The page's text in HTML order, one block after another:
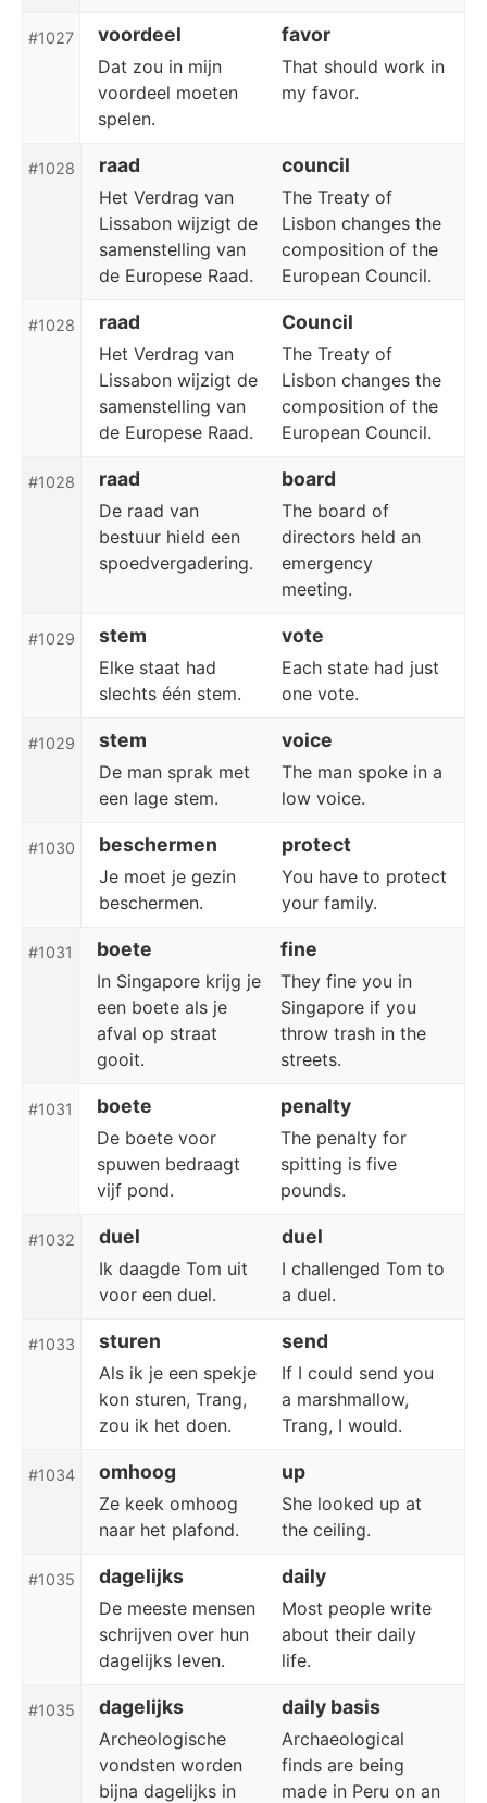
#1027 voordeel favor
Dat zou in mijn
voordeel moeten
spelen.
That should work in
my favor.
#1028 raad council
Het Verdrag van
Lissabon wijzigt de
samenstelling van
de Europese Raad.
The Treaty of
Lisbon changes the
composition of the
European Council.
#1028 raad Council
Het Verdrag van
Lissabon wijzigt de
samenstelling van
de Europese Raad.
The Treaty of
Lisbon changes the
composition of the
European Council.
#1028 raad board
De raad van
bestuur hield een
spoedvergadering.
The board of
directors held an
emergency
meeting.
#1029 stem vote
Elke staat had
slechts één stem.
Each state had just
one vote.
#1029 stem voice
De man sprak met
een lage stem.
The man spoke in a
low voice.
#1030 beschermen protect
Je moet je gezin
beschermen.
You have to protect
your family.
#1031 boete fine
In Singapore krijg je
een boete als je
afval op straat
gooit.
They fine you in
Singapore if you
throw trash in the
streets.
#1031 boete penalty
De boete voor
spuwen bedraagt
vijf pond.
The penalty for
spitting is five
pounds.
#1032 duel duel
Ik daagde Tom uit
voor een duel.
I challenged Tom to
a duel.
#1033 sturen send
Als ik je een spekje
kon sturen, Trang,
zou ik het doen.
If I could send you
a marshmallow,
Trang, I would.
#1034 omhoog up
Ze keek omhoog
naar het plafond.
She looked up at
the ceiling.
#1035 dagelijks daily
De meeste mensen
schrijven over hun
dagelijks leven.
Most people write
about their daily
life.
#1035 dagelijks daily basis
Archeologische
vondsten worden
bijna dagelijks in
Archaeological
finds are being
made in Peru on an